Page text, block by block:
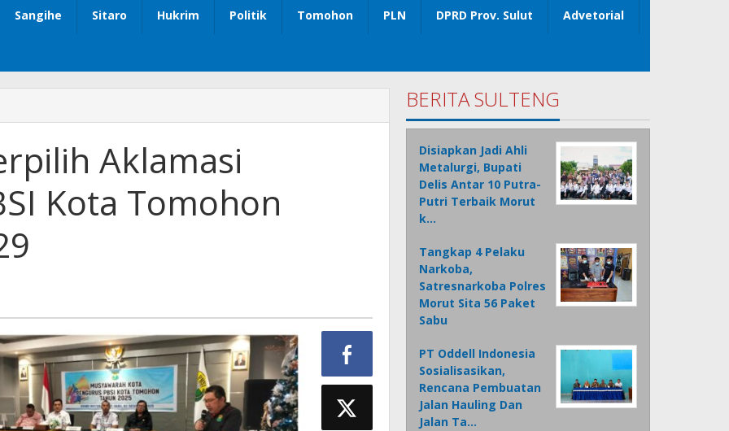
Sangihe Sitaro Hukrim Politik Tomohon PLN DPRD Prov. Sulut Advetorial
Aklamasi
Kota Tomohon
BERITA SULTENG
Disiapkan Jadi Ahli
Metalurgi, Bupati
Delis Antar 10 Putra-
Putri Terbaik Morut
k…
Tangkap 4 Pelaku
Narkoba,
Satresnarkoba Polres
Morut Sita 56 Paket
Sabu
PT Oddell Indonesia
Sosialisasikan,
Rencana Pembuatan
Jalan Hauling Dan
Jalan Ta…